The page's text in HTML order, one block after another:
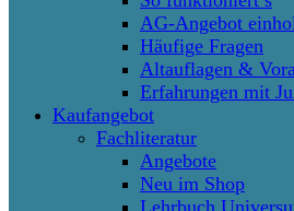
AG-Angebot
Häufige Fragen
Altauflagen &
Erfahrungen mit
Kaufangebot
Fachliteratur
Angebote
Neu im Shop